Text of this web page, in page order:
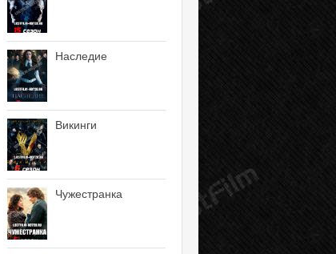
Наследие
Викинги
Чужестранка